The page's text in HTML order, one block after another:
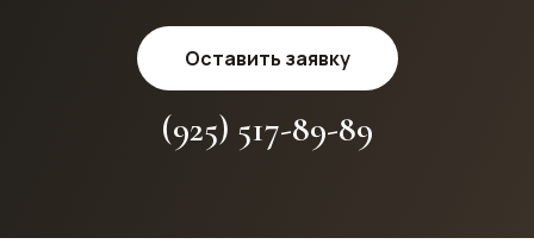
Оставить заявку
(925) 517-89-89